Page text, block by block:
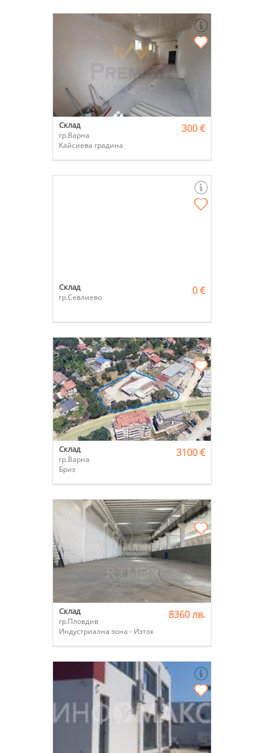
Склад
гр.Варна
Кайсиева градина
300 €
Склад
гр.Севлиево
0 €
Склад
гр.Варна
Бриз
3100 €
Склад
гр.Пловдив
Индустриална зона - Изток
8360 лв.